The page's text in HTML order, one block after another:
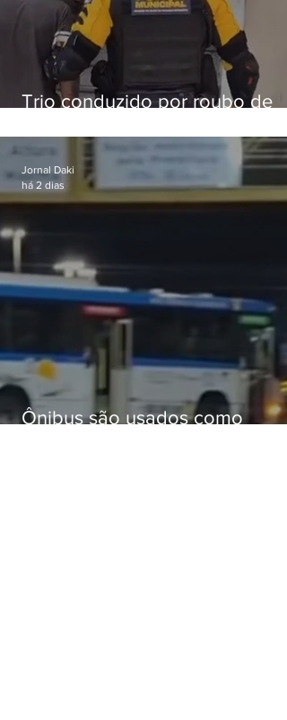
Trio conduzido por roubo de
passagens
Ônibus são usados como
Jornal Daki
há 2 dias